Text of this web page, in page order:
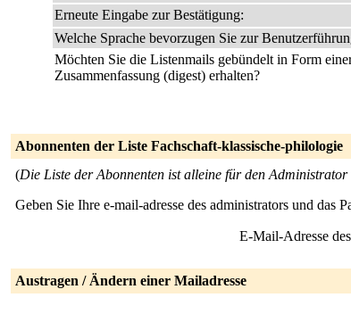
Erneute Eingabe zur Bestätigung:
Welche Sprache bevorzugen Sie zur
Möchten Sie die Listenmails gebündelt in Form
Zusammenfassung (digest) erhalten?
Abonnenten der Liste Fachschaft-klassische-philologie
(Die Liste der Abonnenten ist alleine für den Administrator
Geben Sie Ihre e-mail-adresse des administrators und das
E-Mail-Adresse
Austragen / Ändern einer Mailadresse